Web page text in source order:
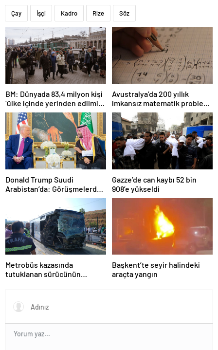
Çay İşçi Kadro Rize Söz
BM: Dünyada 83,4 milyon kişi
‘ülke içinde yerinden edilmiş’
olarak yaşıyor
Avustralya’da 200 yıllık
imkansız matematik problemi
çözüldü
Donald Trump Suudi
Arabistan’da: Görüşmelerde
Gazze’de can kaybı 52 bin
908’e yükseldi
Metrobüs kazasında
tutuklanan sürücünün
Başkent’te seyir halindeki
araçta yangın